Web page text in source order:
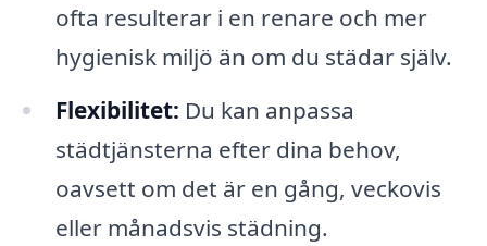
ofta resulterar i en renare och mer
hygienisk miljö än om du städar själv.
Flexibilitet: Du kan anpassa
städtjänsterna efter dina behov,
oavsett om det är en gång, veckovis
eller månadsvis städning.